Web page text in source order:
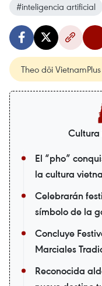
#inteligencia artificial
Theo dõi VietnamPlus
El “pho”
la cultura
Celebrarán
símbolo de la
Concluye
Marciales
Reconocida